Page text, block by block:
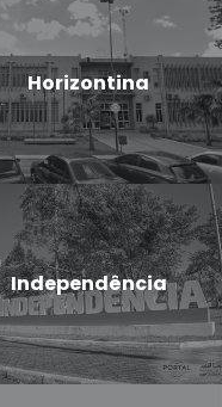
Horizontina
Independência